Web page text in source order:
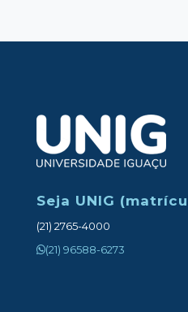
Seja UNIG
(21) 2765-4000
(21) 96588-6273